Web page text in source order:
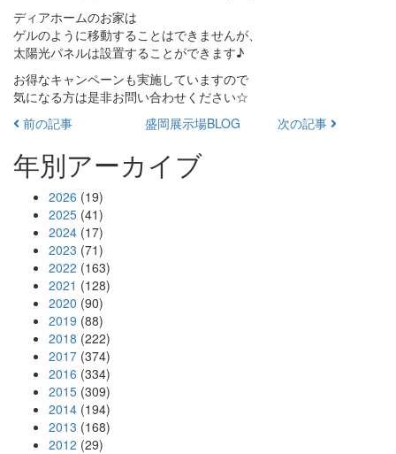
ディアホームのお家は
ゲルのように移動することはできませんが、
太陽光パネルは設置することができます♪
お得なキャンペーンも実施していますので
気になる方は是非お問い合わせください☆
前の記事
盛岡展示場BLOG 次の記事
年別アーカイブ
2026 (19)
2025 (41)
2024 (17)
2023 (71)
2022 (163)
2021 (128)
2020 (90)
2019 (88)
2018 (222)
2017 (374)
2016 (334)
2015 (309)
2014 (194)
2013 (168)
2012 (29)